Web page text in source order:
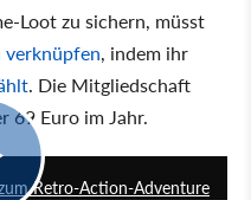
Loot zu sichern, müsst
verknüpfen, indem ihr
. Die Mitgliedschaft
69 Euro im Jahr.
Retro-Action-Adventure